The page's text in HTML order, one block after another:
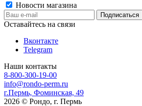
Новости магазина
Оставайтесь на связи
Вконтакте
Telegram
Наши контакты
8-800-300-19-00
info@rondo-perm.ru
г.Пермь, Фоминская, 49
2026 © Рондо, г. Пермь